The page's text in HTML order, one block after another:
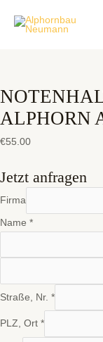
Inhalt
ALPHORN
€55.00
Jetzt anfragen
Firma
Name *
Straße, Nr. *
PLZ, Ort *